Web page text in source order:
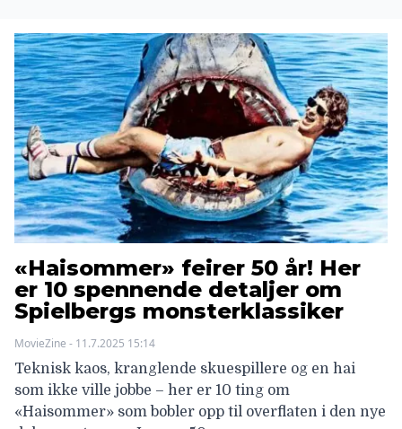
«Haisommer» feirer 50 år! Her
er 10 spennende detaljer om
Spielbergs monsterklassiker
MovieZine - 11.7.2025 15:14
Teknisk kaos, kranglende skuespillere og en hai
som ikke ville jobbe – her er 10 ting om
«Haisommer» som bobler opp til overflaten i den nye